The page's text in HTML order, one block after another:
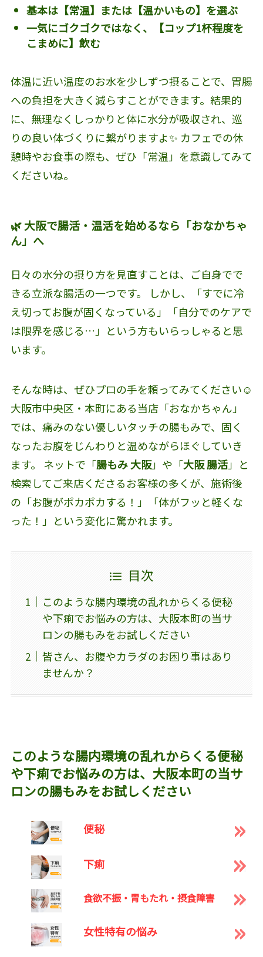
基本は【常温】または【温かいもの】を選ぶ
一気にゴクゴクではなく、【コップ1杯程度を
こまめに】飲む
体温に近い温度のお水を少しずつ摂ることで、胃腸
への負担を大きく減らすことができます。結果的
に、無理なくしっかりと体に水分が吸収され、巡
りの良い体づくりに繋がりますよ✨ カフェでの休
憩時やお食事の際も、ぜひ「常温」を意識してみて
くださいね。
🌿 大阪で腸活・温活を始めるなら「おなかちゃ
ん」へ
日々の水分の摂り方を見直すことは、ご自身でで
きる立派な腸活の一つです。 しかし、「すでに冷
え切ってお腹が固くなっている」「自分でのケアで
は限界を感じる…」という方もいらっしゃると思
います。
そんな時は、ぜひプロの手を頼ってみてください☺️
大阪市中央区・本町にある当店「おなかちゃん」
では、痛みのない優しいタッチの腸もみで、固く
なったお腹をじんわりと温めながらほぐしていき
ます。 ネットで「腸もみ 大阪」や「大阪 腸活」と
検索してご来店くださるお客様の多くが、施術後
の「お腹がポカポカする！」「体がフッと軽くな
った！」という変化に驚かれます。
目次
このような腸内環境の乱れからくる便秘
や下痢でお悩みの方は、大阪本町の当サ
ロンの腸もみをお試しください
皆さん、お腹やカラダのお困り事はあり
ませんか？
このような腸内環境の乱れからくる便秘
や下痢でお悩みの方は、大阪本町の当サ
ロンの腸もみをお試しください
便秘
下痢
食欲不振・胃もたれ・摂食障害
女性特有の悩み